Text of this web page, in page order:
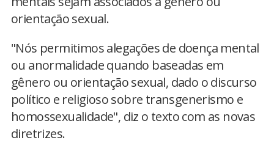
orientação sexual.
"Nós permitimos alegações de doença mental
ou anormalidade quando baseadas em
gênero ou orientação sexual, dado o discurso
político e religioso sobre transgenerismo e
homossexualidade", diz o texto com as novas
diretrizes.